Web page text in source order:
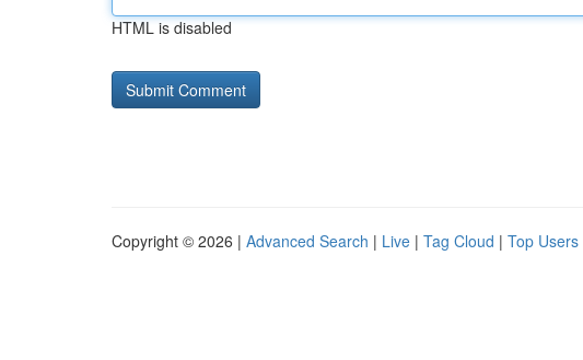
HTML is disabled
Copyright © 2026 | Advanced Search | Live | Tag Cloud | Top Users